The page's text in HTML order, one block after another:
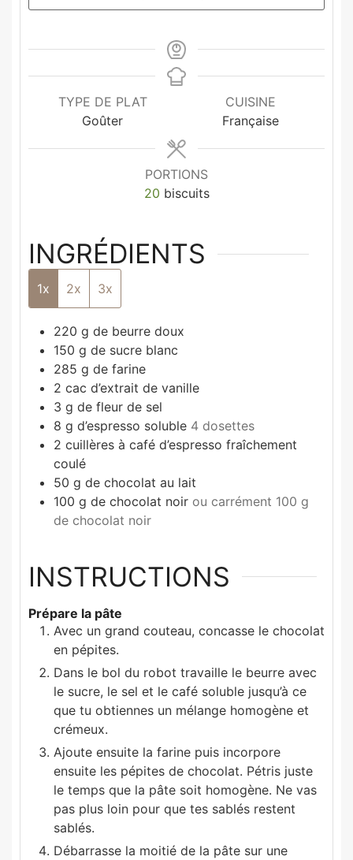
TYPE DE PLAT
Goûter
CUISINE
Française
PORTIONS
20 biscuits
INGRÉDIENTS
1x 2x 3x
220 g de beurre doux
150 g de sucre blanc
285 g de farine
2 cac d’extrait de vanille
3 g de fleur de sel
8 g d’espresso soluble 4 dosettes
2 cuillères à café d’espresso fraîchement
coulé
50 g de chocolat au lait
100 g de chocolat noir ou carrément 100 g
de chocolat noir
INSTRUCTIONS
Prépare la pâte
Avec un grand couteau, concasse le chocolat
en pépites.
Dans le bol du robot travaille le beurre avec
le sucre, le sel et le café soluble jusqu’à ce
que tu obtiennes un mélange homogène et
crémeux.
Ajoute ensuite la farine puis incorpore
ensuite les pépites de chocolat. Pétris juste
le temps que la pâte soit homogène. Ne vas
pas plus loin pour que tes sablés restent
sablés.
Débarrasse la moitié de la pâte sur une